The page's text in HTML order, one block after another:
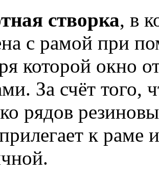
створка, в
с рамой при
которой окно
За счёт того,
рядов
к раме